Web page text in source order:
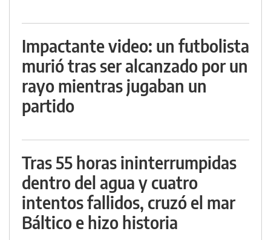
Impactante video: un futbolista
murió tras ser alcanzado por un
rayo mientras jugaban un
partido
Tras 55 horas ininterrumpidas
dentro del agua y cuatro
intentos fallidos, cruzó el mar
Báltico e hizo historia